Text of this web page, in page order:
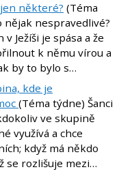
některé? (Téma
nějak nespravedlivé?
Ježíši je spása a že
k němu vírou a
by to bylo s…
kde je
(Téma týdne) Šanci
ve skupině
využívá a chce
když má někdo
se rozlišuje mezi…